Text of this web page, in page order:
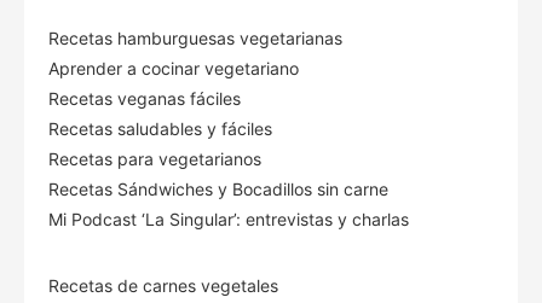
Recetas hamburguesas vegetarianas
Aprender a cocinar vegetariano
Recetas veganas fáciles
Recetas saludables y fáciles
Recetas para vegetarianos
Recetas Sándwiches y Bocadillos sin carne
Mi Podcast ‘La Singular’: entrevistas y charlas
Recetas de carnes vegetales